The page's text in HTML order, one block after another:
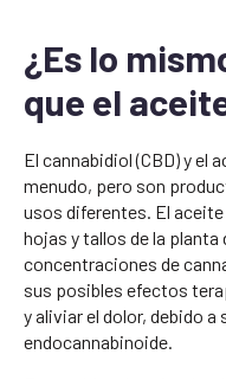
¿Es lo
que el
El cannabidiol (CBD) y el
menudo, pero son
usos diferentes. El
hojas y tallos de la planta
concentraciones de
sus posibles efectos
y aliviar el dolor, debido
endocannabinoide.